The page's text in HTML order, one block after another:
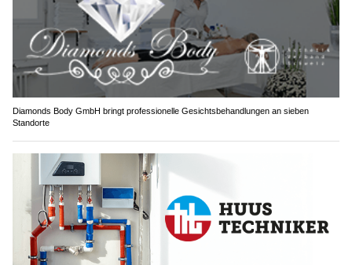
Diamonds Body GmbH bringt professionelle Gesichtsbehandlungen an sieben
Standorte